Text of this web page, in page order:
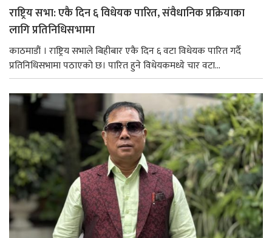
राष्ट्रिय सभा: एकै दिन ६ विधेयक पारित, संवैधानिक प्रक्रियाका
लागि प्रतिनिधिसभामा
काठमाडौं । राष्ट्रिय सभाले बिहीबार एकै दिन ६ वटा विधेयक पारित गर्दै
प्रतिनिधिसभामा पठाएको छ। पारित हुने विधेयकमध्ये चार वटा...